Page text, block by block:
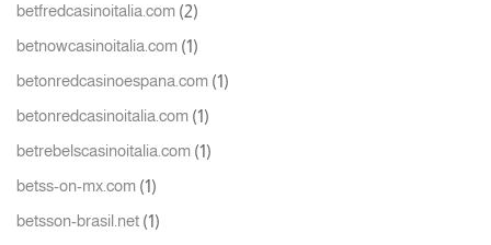
betfredcasinoitalia.com (2)
betnowcasinoitalia.com (1)
betonredcasinoespana.com (1)
betonredcasinoitalia.com (1)
betrebelscasinoitalia.com (1)
betss-on-mx.com (1)
betsson-brasil.net (1)